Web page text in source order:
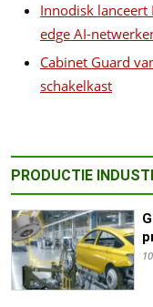
Innodisk lanceert
edge AI-
Cabinet Guard
schakelkast
PRODUCTIE